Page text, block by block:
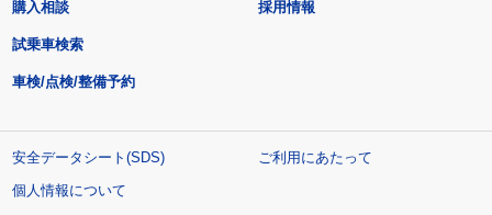
購入相談
試乗車検索
車検/点検/整備予約
採用情報
安全データシート(SDS)
ご利用にあたって
個人情報について